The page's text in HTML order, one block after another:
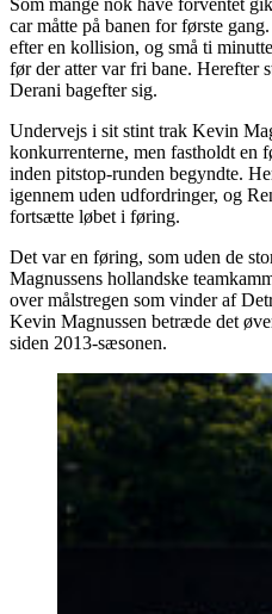
car måtte på banen for første
efter en kollision, og små ti
før der atter var fri bane. Herefter
Derani bagefter sig.
Undervejs i sit stint trak Kevin
konkurrenterne, men fastholdt en
inden pitstop-runden begyndte.
igennem uden udfordringer, og
fortsætte løbet i føring.
Det var en føring, som uden de
Magnussens hollandske
over målstregen som vinder af
Kevin Magnussen betræde det
siden 2013-sæsonen.